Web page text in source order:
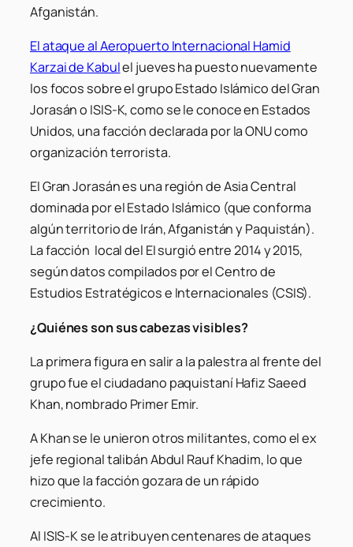
Afganistán.
El ataque al Aeropuerto Internacional Hamid
Karzai de Kabulel jueves ha puesto nuevamente
los focos sobre el grupo Estado Islámico del Gran
Jorasán o ISIS-K, como se le conoce en Estados
Unidos, una facción declarada por la ONU como
organización terrorista.
El Gran Jorasán es una región de Asia Central
dominada por el Estado Islámico (que conforma
algún territorio de Irán, Afganistán y Paquistán).
La facción local del EI surgió entre 2014 y 2015,
según datos compilados por el Centro de
Estudios Estratégicos e Internacionales (CSIS).
¿Quiénes son sus cabezas visibles?
La primera figura en salir a la palestra al frente del
grupo fue el ciudadano paquistaní Hafiz Saeed
Khan, nombrado Primer Emir.
A Khan se le unieron otros militantes, como el ex
jefe regional talibán Abdul Rauf Khadim, lo que
hizo que la facción gozara de un rápido
crecimiento.
Al ISIS-K se le atribuyen centenares de ataques